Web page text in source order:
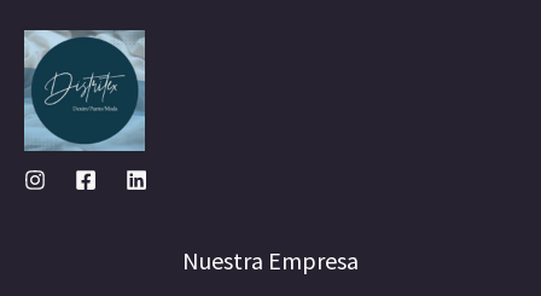
Nuestra Empresa